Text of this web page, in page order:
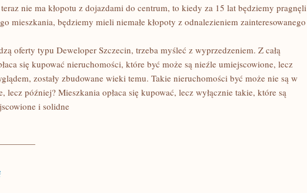
nie ma kłopotu z dojazdami do centrum, to kiedy za 15 lat będziemy pragnęli
mieszkania, będziemy mieli niemałe kłopoty z odnalezieniem zainteresowanego
oferty typu Deweloper Szczecin, trzeba myśleć z wyprzedzeniem. Z całą
się kupować nieruchomości, które być może są nieźle umiejscowione, lecz
zostały zbudowane wieki temu. Takie nieruchomości być może nie są w
lecz później? Mieszkania opłaca się kupować, lecz wyłącznie takie, które są
i solidne